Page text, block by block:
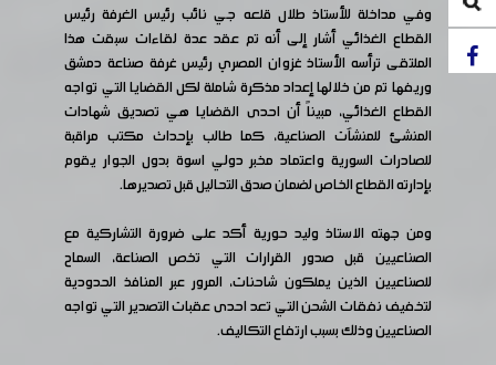
وفي مداخلة للأستاذ طلال قلعه جي نائب رئيس الغرفة رئيس
القطاع الغذائي أشار إلى أنه تم عقد عدة لقاءات سبقت هذا
الملتقى ترأسه الأستاذ غزوان المصري رئيس غرفة صناعة دمشق
وريفها تم من خلالها إعداد مذكرة شاملة لكل القضايا التي تواجه
القطاع الغذائي، مبيناً أن احدى القضايا هي تصديق شهادات
المنشئ للمنشآت الصناعية، كما طالب بإحداث مكتب مراقبة
للصادرات السورية واعتماد مخبر دولي اسوة بدول الجوار يقوم
بإدارته القطاع الخاص لضمان صدق التحاليل قبل تصديرها.
ومن جهته الاستاذ وليد حورية أكد على ضرورة التشاركية مع
الصناعيين قبل صدور القرارات التي تخص الصناعة، السماح
للصناعيين الذين يملكون شاحنات، المرور عبر المنافذ الحدودية
لتخفيف نفقات الشحن التي تعد احدى عقبات التصدير التي تواجه
الصناعيين وذلك بسبب ارتفاع التكاليف.